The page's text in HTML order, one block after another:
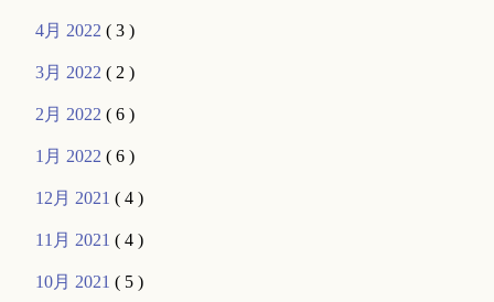
4月 2022( 3 )
3月 2022( 2 )
2月 2022( 6 )
1月 2022( 6 )
12月 2021( 4 )
11月 2021( 4 )
10月 2021( 5 )